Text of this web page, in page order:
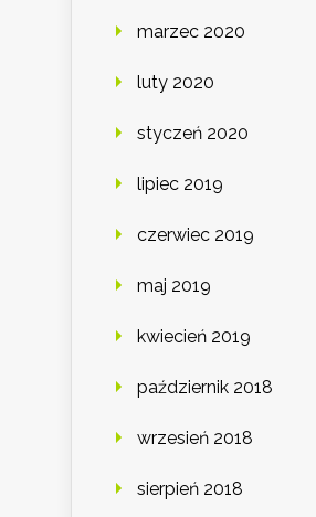
marzec 2020
luty 2020
styczeń 2020
lipiec 2019
czerwiec 2019
maj 2019
kwiecień 2019
październik 2018
wrzesień 2018
sierpień 2018